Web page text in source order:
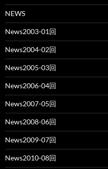
NEWS
News2003-01回
News2004-02回
News2005-03回
News2006-04回
News2007-05回
News2008-06回
News2009-07回
News2010-08回